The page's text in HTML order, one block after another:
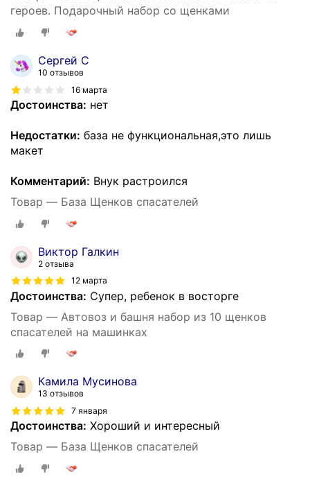
героев. Подарочный набор со щенками
Сергей С
10 отзывов
16 марта
Достоинства: нет
Недостатки: база не функциональная,это лишь
макет
Комментарий: Внук растроился
Товар — База Щенков спасателей
Виктор Галкин
2 отзыва
12 марта
Достоинства: Супер, ребенок в восторге
Товар — Автовоз и башня набор из 10 щенков
спасателей на машинках
Камила Мусинова
13 отзывов
7 января
Достоинства: Хороший и интересный
Товар — База Щенков спасателей